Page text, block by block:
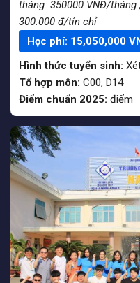
tháng: 350000 VNĐ/tháng
300.000 đ/tín chỉ
Học phí: 15,050,000
Hình thức tuyển sinh:
Tổ hợp môn: C00, D14
Điểm chuẩn 2025: điểm